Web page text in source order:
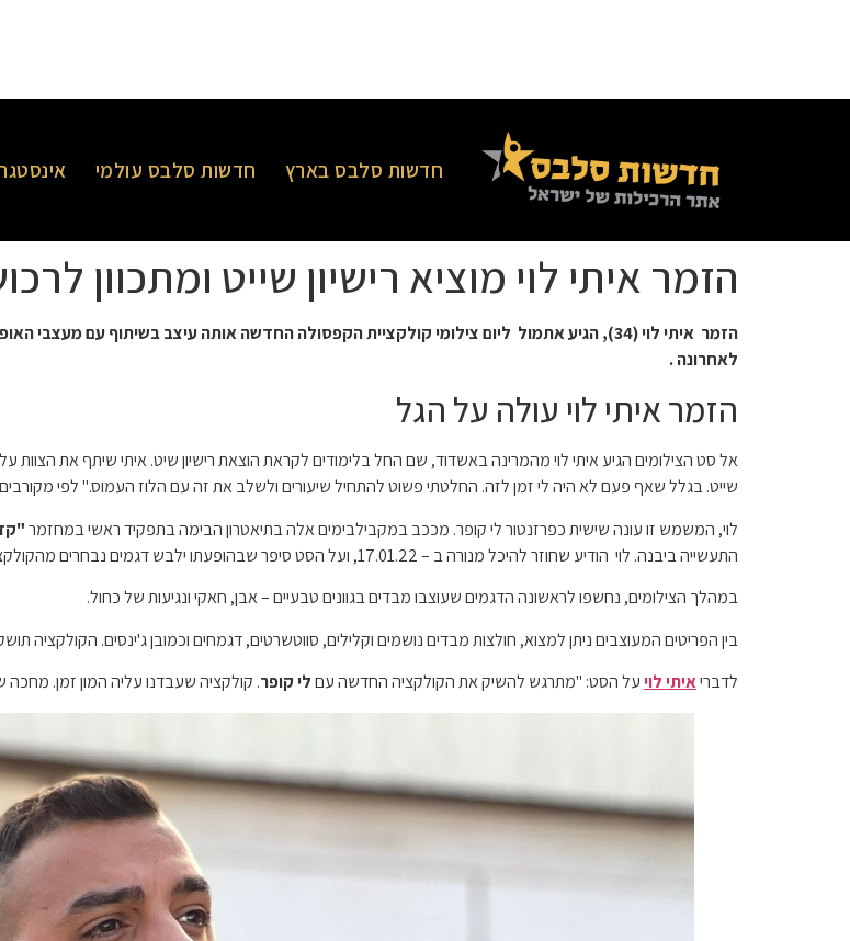
חדשות סלבס בארץ חדשות סלבס עולמי
הזמר איתי לוי מוציא רישיון שייט ומתכוון
הזמר איתי לוי (34), הגיע אתמול ליום צילומי קולקציית הקפסולה החדשה אותה עיצב בשיתוף עם
לאחרונה .
הזמר איתי לוי עולה על הגל
אל סט הצילומים הגיע איתי לוי מהמרינה באשדוד, שם החל בלימודים לקראת הוצאת רישיון שיט. איתי שיתף את
שייט. בגלל שאף פעם לא היה לי זמן לזה. החלטתי פשוט להתחיל שיעורים ולשלב את זה עם הלוז העמוס." לפי
לוי, המשמש זו עונה שישית כפרזנטור לי קופר. מככב במקבילבימים אלה בתיאטרון הבימה בתפקיד ראשי במחזמר
התעשייה ביבנה. לוי הודיע שחוזר להיכל מנורה ב – 17.01.22, ועל הסט סיפר שבהופעתו ילבש דגמים נבחרים מהקולקצייה על הבמה.
במהלך הצילומים, נחשפו לראשונה הדגמים שעוצבו מבדים בגוונים טבעיים – אבן, חאקי ונגיעות של כחול.
בין הפריטים המעוצבים ניתן למצוא, חולצות מבדים נושמים וקלילים, סווטשרטים, דגמחים וכמובן ג'ינסים. הקולקציה תושק במהדורה מוגבלת
לדבריאיתי לויעל הסט: "מתרגש להשיק את הקולקציה החדשה עםלי קופר. קולקציה שעבדנו עליה המון זמן. מחכה